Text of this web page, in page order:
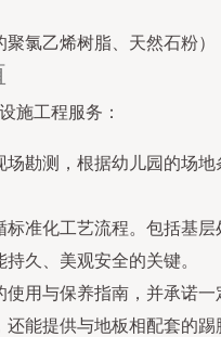
聚氯乙烯树脂、天然石粉
施工程服务：
勘测，根据幼儿园的场
标准化工艺流程。包括基
久、美观安全的关键。
使用与保养指南，并承诺
还能提供与地板相配套的